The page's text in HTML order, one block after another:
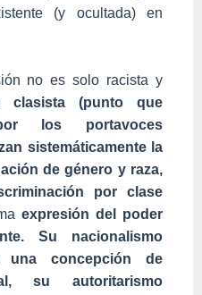
(y ocultada) en
no es solo racista y
clasista (punto que
los portavoces
sistemáticamente la
de género y raza,
por clase
expresión del poder
Su nacionalismo
una concepción de
su autoritarismo